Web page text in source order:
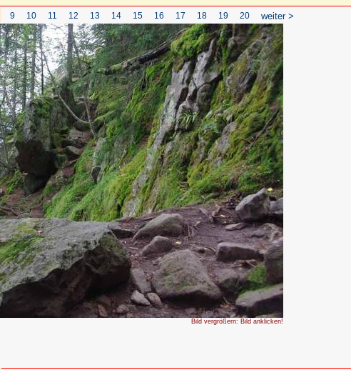
9 10 11 12 13 14 15 16 17 18 19 20 weiter >
Bild vergrößern: Bild anklicken!